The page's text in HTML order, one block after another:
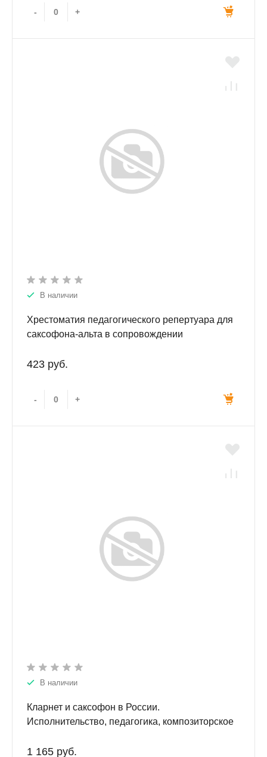
- +
В наличии
Хрестоматия педагогического репертуара для
саксофона-альта в сопровождении
423 руб.
- +
В наличии
Кларнет и саксофон в России.
Исполнительство, педагогика, композиторское
1 165 руб.